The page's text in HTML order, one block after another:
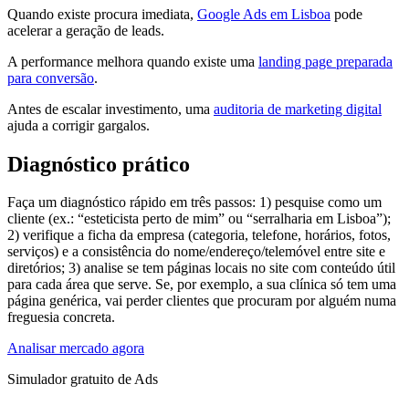
Quando existe procura imediata, Google Ads em Lisboa pode
acelerar a geração de leads.
A performance melhora quando existe uma landing page preparada
para conversão.
Antes de escalar investimento, uma auditoria de marketing digital
ajuda a corrigir gargalos.
Diagnóstico prático
Faça um diagnóstico rápido em três passos: 1) pesquise como um
cliente (ex.: “esteticista perto de mim” ou “serralharia em Lisboa”);
2) verifique a ficha da empresa (categoria, telefone, horários, fotos,
serviços) e a consistência do nome/endereço/telemóvel entre site e
diretórios; 3) analise se tem páginas locais no site com conteúdo útil
para cada área que serve. Se, por exemplo, a sua clínica só tem uma
página genérica, vai perder clientes que procuram por alguém numa
freguesia concreta.
Analisar mercado agora
Simulador gratuito de Ads